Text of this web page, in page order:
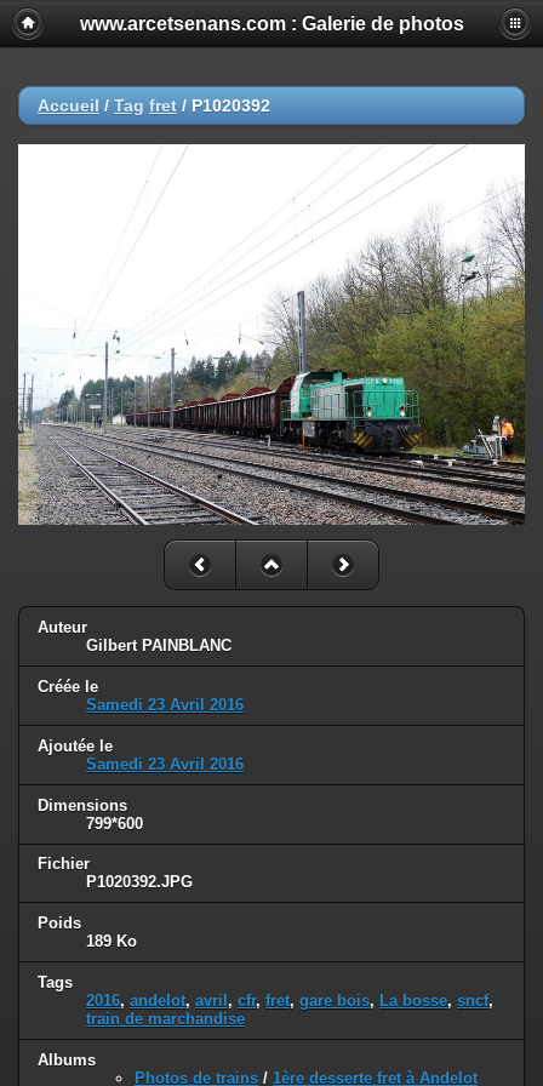
www.arcetsenans.com : Galerie de photos
Accueil / Tag fret / P1020392
Auteur
Gilbert PAINBLANC
Créée le
Samedi 23 Avril 2016
Ajoutée le
Samedi 23 Avril 2016
Dimensions
799*600
Fichier
P1020392.JPG
Poids
189 Ko
Tags
2016, andelot, avril , cfr, fret, gare bois, La bosse, sncf,
train de marchandise
Albums
Photos de trains / 1ère desserte fret à Andelot